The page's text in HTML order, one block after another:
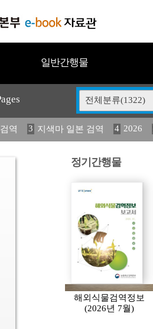
일반간행물
전체분류(1322)
검역 3 지색마 일본 검역 4 2026
12 중독성 식물 도감 13 媛 異 14
정기간행물
해외식물검역정보
(2026년 7월)